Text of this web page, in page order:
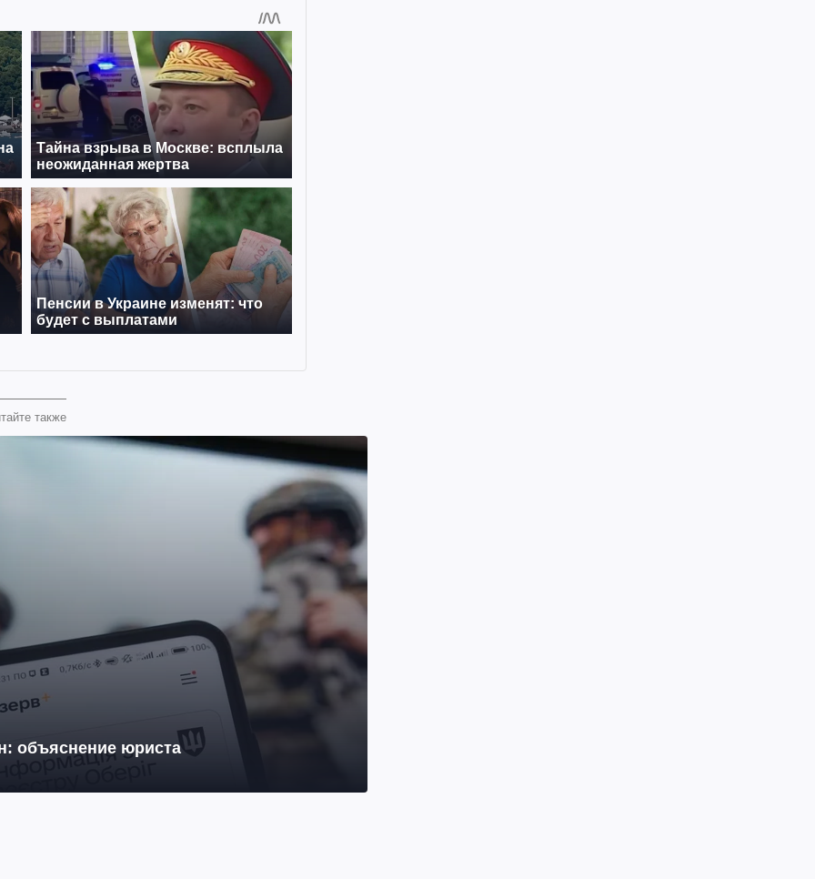
также
объяснение юриста